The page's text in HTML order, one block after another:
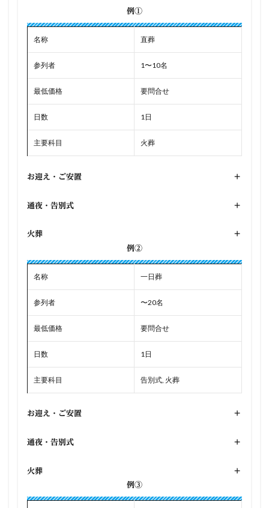
例①
名称 直葬
参列者 1〜10名
最低価格 要問合せ
日数 1日
主要科目 火葬
お迎え・ご安置 +
通夜・告別式 +
火葬
+
例②
名称 一日葬
参列者 〜20名
最低価格 要問合せ
日数 1日
主要科目 告別式, 火葬
お迎え・ご安置 +
通夜・告別式 +
火葬
+
例③